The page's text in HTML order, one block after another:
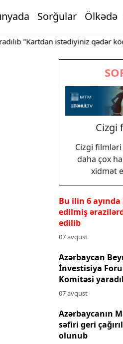
Sorğular Ölkədə
"Kartdan istədiyiniz qədər
Cizgi
Cizgi
daha çox
xidmət
Bu ilin 6
edilmiş
edilib
07 avqust
Azərbaycan
İnvestisiya
Komitəsi
07 avqust
Azərbaycanın
səfiri geri
olunub